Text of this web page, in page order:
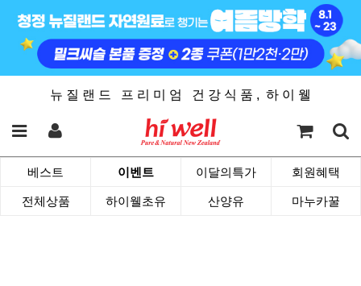
뉴 질 랜 드 프 리 미 엄 건 강 식 품 , 하 이 웰
베스트 이벤트 이달의특가 회원혜택
전체상품 하이웰초유 산양유 마누카꿀